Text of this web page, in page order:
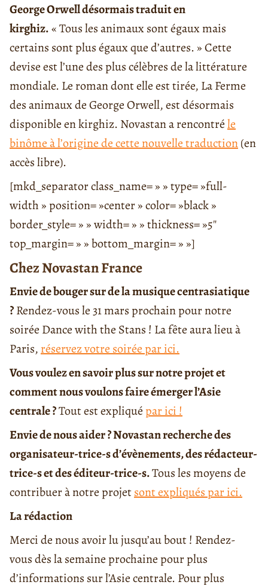
George Orwell désormais traduit en
kirghiz.« Tous les animaux sont égaux mais
certains sont plus égaux que d’autres. » Cette
devise est l’une des plus célèbres de la littérature
mondiale. Le roman dont elle est tirée, La Ferme
des animaux de George Orwell, est désormais
disponible en kirghiz. Novastan a rencontréle
binôme à l’origine de cette nouvelle traduction(en
accès libre).
[mkd_separator class_name= » » type= »full-
width » position= »center » color= »black »
border_style= » » width= » » thickness= »5″
top_margin= » » bottom_margin= » »]
Chez Novastan France
Envie de bouger sur de la musique centrasiatique
?Rendez-vous le 31 mars prochain pour notre
soirée Dance with the Stans ! La fête aura lieu à
Paris, réservez votre soirée par ici.
Vous voulez en savoir plus sur notre projet et
comment nous voulons faire émerger l’Asie
centrale ?Tout est expliquépar ici !
Envie de nous aider ? Novastan recherche des
organisateur-trice-s d’évènements, des rédacteur-
trice-s et des éditeur-trice-s.Tous les moyens de
contribuer à notre projetsont expliqués par ici.
La rédaction
Merci de nous avoir lu jusqu’au bout ! Rendez-
vous dès la semaine prochaine pour plus
d’informations sur l’Asie centrale. Pour plus